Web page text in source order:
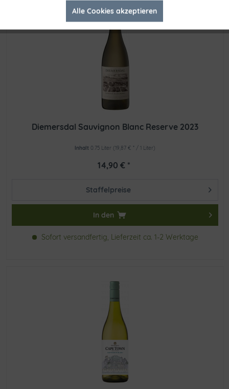
Diemersdal Sauvignon Blanc Reserve 2023
Inhalt 0.75 Liter (19,87 € * / 1 Liter)
14,90 € *
Staffelpreise
In den
Sofort versandfertig, Lieferzeit ca. 1-2 Werktage
Alle Cookies akzeptieren